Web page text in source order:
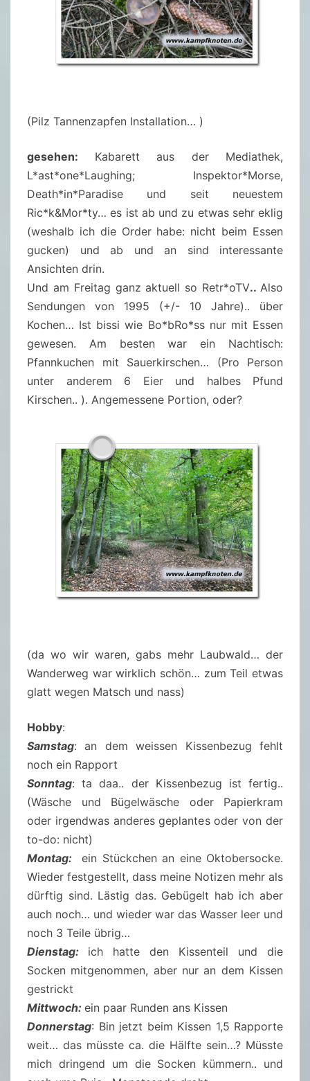
(Pilz Tannenzapfen Installation… )
gesehen: Kabarett aus der Mediathek,
L*ast*one*Laughing; Inspektor*Morse,
Death*in*Paradise und seit neuestem
Ric*k&Mor*ty… es ist ab und zu etwas sehr eklig
(weshalb ich die Order habe: nicht beim Essen
gucken) und ab und an sind interessante
Ansichten drin.
Und am Freitag ganz aktuell so Retr*oTV.. Also
Sendungen von 1995 (+/- 10 Jahre).. über
Kochen… Ist bissi wie Bo*bRo*ss nur mit Essen
gewesen. Am besten war ein Nachtisch:
Pfannkuchen mit Sauerkirschen… (Pro Person
unter anderem 6 Eier und halbes Pfund
Kirschen.. ). Angemessene Portion, oder?
(da wo wir waren, gabs mehr Laubwald… der
Wanderweg war wirklich schön… zum Teil etwas
glatt wegen Matsch und nass)
Hobby:
Samstag: an dem weissen Kissenbezug fehlt
noch ein Rapport
Sonntag: ta daa.. der Kissenbezug ist fertig..
(Wäsche und Bügelwäsche oder Papierkram
oder irgendwas anderes geplantes oder von der
to-do: nicht)
Montag:
ein Stückchen an eine Oktobersocke.
Wieder festgestellt, dass meine Notizen mehr als
dürftig sind. Lästig das. Gebügelt hab ich aber
auch noch… und wieder war das Wasser leer und
noch 3 Teile übrig…
Dienstag: ich hatte den Kissenteil und die
Socken mitgenommen, aber nur an dem Kissen
gestrickt
Mittwoch: ein paar Runden ans Kissen
Donnerstag: Bin jetzt beim Kissen 1,5 Rapporte
weit… das müsste ca. die Hälfte sein…? Müsste
mich dringend um die Socken kümmern.. und